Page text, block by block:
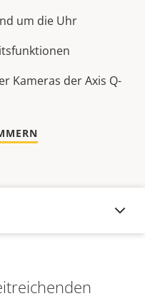
um die Uhr
Kameras der Axis Q-